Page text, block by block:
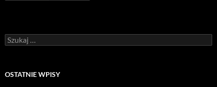
Szukaj:
OSTATNIE WPISY